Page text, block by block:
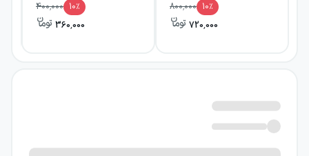
800,000 10٪
720,000
400,000 10٪
360,000